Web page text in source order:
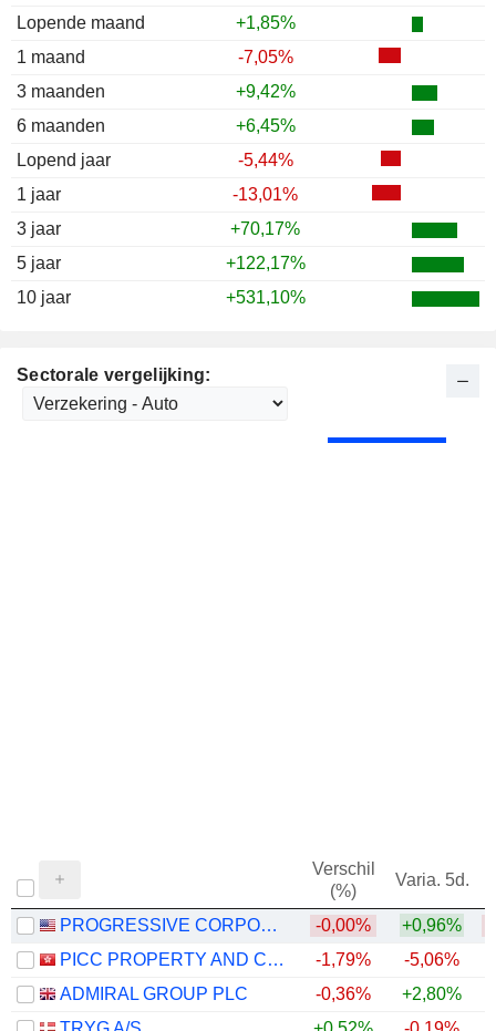
Lopende maand
+1,85%
1 maand
-7,05%
3 maanden
+9,42%
6 maanden
+6,45%
Lopend jaar
-5,44%
1 jaar
-13,01%
3 jaar
+70,17%
5 jaar
+122,17%
10 jaar
+531,10%
Sectorale vergelijking:
Verschil
(%)
Varia. 5d.
PROGRESSIVE CORPORATION -0,00% +0,96%
PICC PROPERTY AND CASUALTY COMPANY LIMITED
-1,79% -5,06%
ADMIRAL GROUP PLC
-0,36% +2,80%
1988
-24,59%
1987
-1,61%
1986
+50,81%
1985
+101,09%
1984
-6,12%
1983
-8,70%